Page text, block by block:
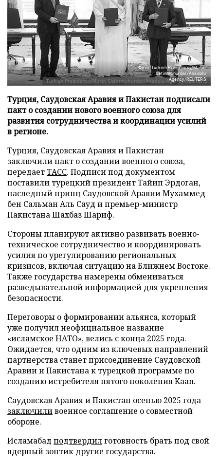
Фото: Turkish Presidency/Murat
Cetinmuhurdar/Anadolu
Agency/REUTERS
Турция, Саудовская Аравия и Пакистан подписали
пакт о создании нового военного союза для
развития сотрудничества и координации усилий
в регионе.
Турция, Саудовская Аравия и Пакистан
заключили пакт о создании военного союза,
передаетТАСС. Подписи под документом
поставили турецкий президент Тайип Эрдоган,
наследный принц Саудовской Аравии Мухаммед
бен Сальман Аль Сауд и премьер-министр
Пакистана Шахбаз Шариф.
Стороны планируют активно развивать военно-
техническое сотрудничество и координировать
усилия по урегулированию региональных
кризисов, включая ситуацию на Ближнем Востоке.
Также государства намерены обмениваться
разведывательной информацией для укрепления
безопасности.
Переговоры о формировании альянса, который
уже получил неофициальное название
«исламское НАТО», велись с конца 2025 года.
Ожидается, что одним из ключевых направлений
партнерства станет присоединение Саудовской
Аравии и Пакистана к турецкой программе по
созданию истребителя пятого поколения Kaan.
Саудовская Аравия и Пакистан осенью 2025 года
заключиливоенное соглашение о совместной
обороне.
Исламабад подтвердилготовность брать под свой
ядерный зонтик другие государства.